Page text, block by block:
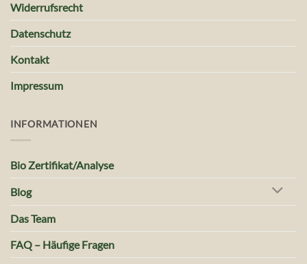
Widerrufsrecht
Datenschutz
Kontakt
Impressum
INFORMATIONEN
Bio Zertifikat/Analyse
Blog
Das Team
FAQ – Häufige Fragen